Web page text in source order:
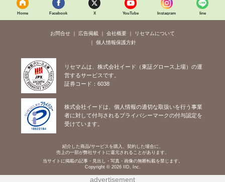
Home Facebook X YouTube Instagram line
お問合せ 広告掲載 会社概要
リセマムについて
個人情報保護方針
リセマムは、株式会社イード（東証グロース上場）の運
営するサービスです。
証券コード：6038
株式会社イードは、個人情報の適切な取扱いを行う事業
者に対して付与されるプライバシーマークの付与認定を
受けています。
紹介した商品/サービスを購入、契約した場合に、
売上の一部が弊社サイトに還元されることがあります。
当サイトに掲載の記事・見出し・写真・画像の無断転載を禁じます。
Copyright © 2026 IID, Inc.
advertisement